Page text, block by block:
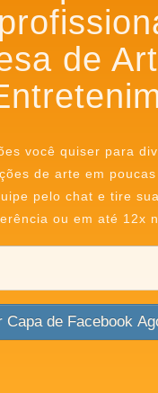
de
você quiser para
de arte em
pelo chat e tire
ou em até 12x
Criar Capa de